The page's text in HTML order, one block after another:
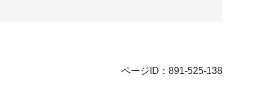
ページID：891-525-138